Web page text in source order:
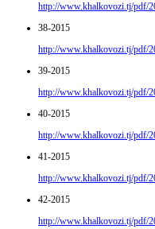
http://www.khalkovozi.tj/pdf/
38-2015
http://www.khalkovozi.tj/pdf/
39-2015
http://www.khalkovozi.tj/pdf/
40-2015
http://www.khalkovozi.tj/pdf/
41-2015
http://www.khalkovozi.tj/pdf/
42-2015
http://www.khalkovozi.tj/pdf/